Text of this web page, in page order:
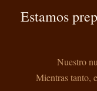
Estamos
Nuestro
Mientras tanto,